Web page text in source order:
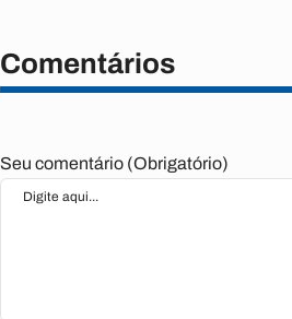
Comentários
Seu comentário (Obrigatório)